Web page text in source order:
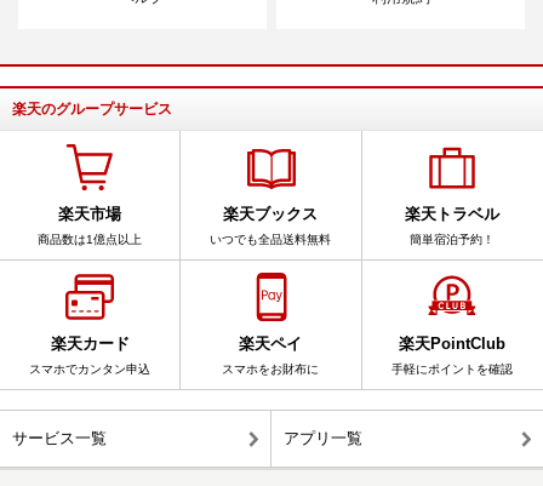
楽天のグループサービス
楽天市場
商品数は1億点以上
楽天ブックス
いつでも全品送料無料
楽天トラベル
簡単宿泊予約！
楽天カード
スマホでカンタン申込
楽天ペイ
スマホをお財布に
楽天PointClub
手軽にポイントを確認
サービス一覧 アプリ一覧